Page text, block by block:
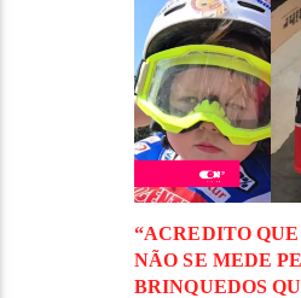
“ACREDITO
NÃO SE MEDE
BRINQUEDOS